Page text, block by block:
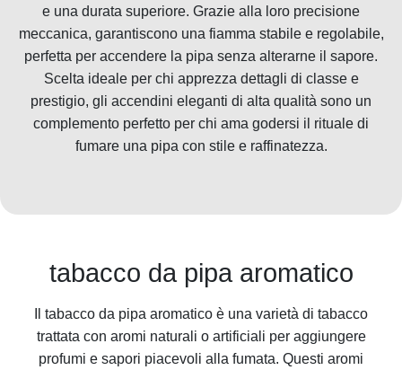
e una durata superiore. Grazie alla loro precisione
meccanica, garantiscono una fiamma stabile e regolabile,
perfetta per accendere la pipa senza alterarne il sapore.
Scelta ideale per chi apprezza dettagli di classe e
prestigio, gli accendini eleganti di alta qualità sono un
complemento perfetto per chi ama godersi il rituale di
fumare una pipa con stile e raffinatezza.
tabacco da pipa aromatico
Il tabacco da pipa aromatico è una varietà di tabacco
trattata con aromi naturali o artificiali per aggiungere
profumi e sapori piacevoli alla fumata. Questi aromi